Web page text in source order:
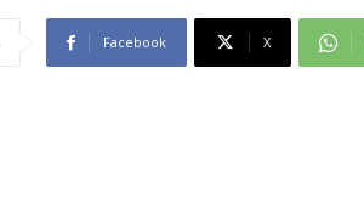
Facebook X